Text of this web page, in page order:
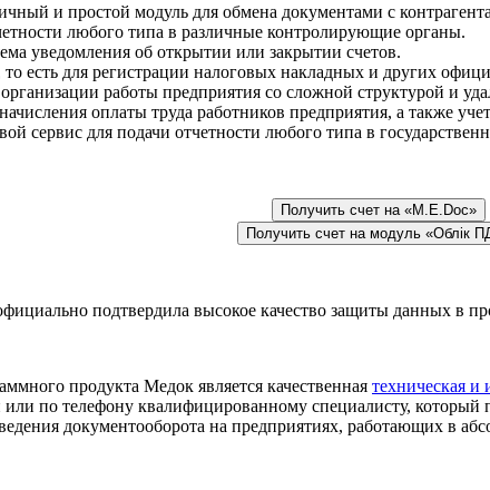
и простой модуль для обмена документами с
любого типа в различные контролирующие органы.
уведомления об открытии или закрытии счетов.
есть для регистрации налоговых накладных и других
работы предприятия со сложной структурой и
оплаты труда работников предприятия, а также
сервис для подачи отчетности любого типа в
Получить счет на «M.E.Doc»
Получить счет на модуль «Облік
подтвердила высокое качество защиты данных
продукта Медок является качественная техническая
по телефону квалифицированному специалисту,
документооборота на предприятиях, работающих в